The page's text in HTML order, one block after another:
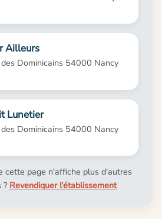
Ailleurs
Dominicains 54000 Nancy
Lunetier
Dominicains 54000 Nancy
cette page n'affiche plus d'autres
? Revendiquer l'établissement